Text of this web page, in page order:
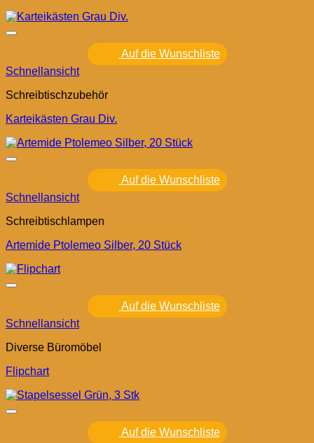
Auf die Wunschliste
Schnellansicht
Schreibtischzubehör
Karteikästen Grau Div.
Auf die Wunschliste
Schnellansicht
Schreibtischlampen
Artemide Ptolemeo Silber, 20 Stück
Auf die Wunschliste
Schnellansicht
Diverse Büromöbel
Flipchart
Auf die Wunschliste